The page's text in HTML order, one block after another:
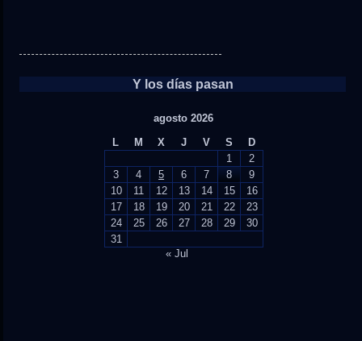
Y los días pasan
agosto 2026
L
M X J V S
D
1
2
3
4 5 6 7 8
9
10
11 12 13 14 15
16
17
18 19 20 21 22
23
24
25 26 27 28 29
30
31
« Jul